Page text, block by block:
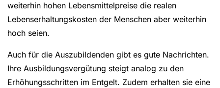
weiterhin hohen Lebensmittelpreise die realen
Lebenserhaltungskosten der Menschen aber weiterhin
hoch seien.
Auch für die Auszubildenden gibt es gute Nachrichten.
Ihre Ausbildungsvergütung steigt analog zu den
Erhöhungsschritten im Entgelt. Zudem erhalten sie eine